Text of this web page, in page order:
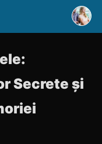
Secrete și